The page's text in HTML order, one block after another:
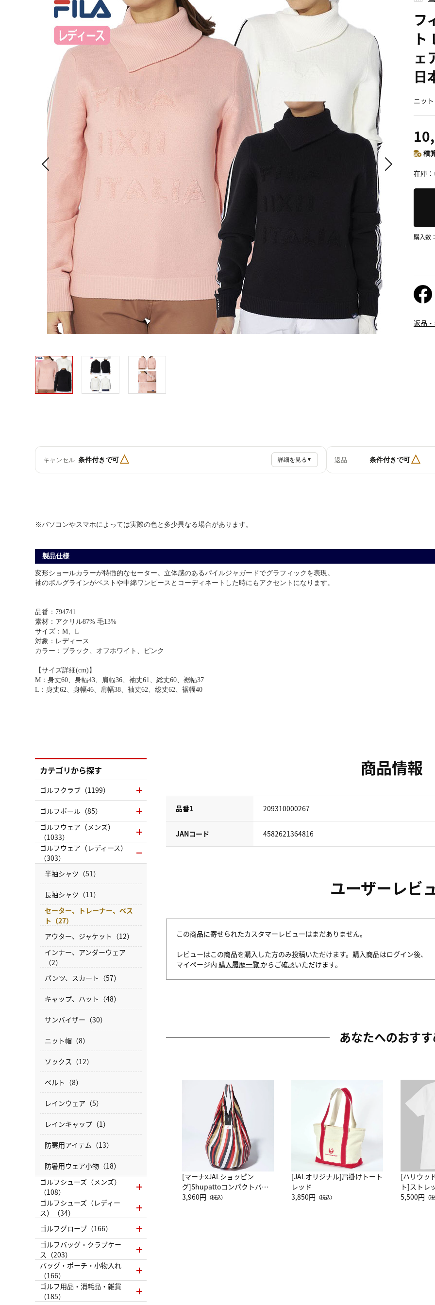
フ
ト
ェ
日
ニッ
積
在庫
購入数：
返品
キャンセル 条件付きで可△ 詳細を見る ▼ 返品 条件付きで可△
※パソコンやスマホによっては実際の色と多少異なる場合があります。
製品仕様
変形ショールカラーが特徴的なセーター。立体感のあるパイルジャガードでグラフィックを表現。
袖のボルグラインがベストや中綿ワンピースとコーディネートした時にもアクセントになります。
品番：794741
素材：アクリル87% 毛13%
サイズ：M、L
対象：レディース
カラー：ブラック、オフホワイト、ピンク
【サイズ詳細(cm)】
M：身丈60、身幅43、肩幅36、袖丈61、総丈60、裾幅37
L：身丈62、身幅46、肩幅38、袖丈62、総丈62、裾幅40
商品情報
品番1 209310000267
JANコード 4582621364816
ユーザーレビ
この商品に寄せられたカスタマーレビューはまだありません。
レビューはこの商品を購入した方のみ投稿いただけます。購入商品はログイン後、
マイページ内 購入履歴一覧 からご確認いただけます。
あなたへのおす
[マーナxJALショッピン
グ]Shupattoコンパクトバッ
グ Drop JAL客室乗務員
3,960円 （税込）
[JALオリジナル]肩掛けトート
レッド
3,850円 （税込）
[ハリウッ
ト]ストレ
ーネック別
5,500円 （
カテゴリから探す
ゴルフクラブ（1199）
ゴルフボール（85）
ゴルフウェア（メンズ）
（1033）
ゴルフウェア（レディース）
（303）
半袖シャツ（51）
長袖シャツ（11）
セーター、トレーナー、ベス
ト（27）
アウター、ジャケット（12）
インナー、アンダーウェア
（2）
パンツ、スカート（57）
キャップ、ハット（48）
サンバイザー（30）
ニット帽（8）
ソックス（12）
ベルト（8）
レインウェア（5）
レインキャップ（1）
防寒用アイテム（13）
防暑用ウェア小物（18）
ゴルフシューズ（メンズ）
（108）
ゴルフシューズ（レディー
ス）（34）
ゴルフグローブ（166）
ゴルフバッグ・クラブケー
ス（203）
バッグ・ポーチ・小物入れ
（166）
ゴルフ用品・消耗品・雑貨
（185）